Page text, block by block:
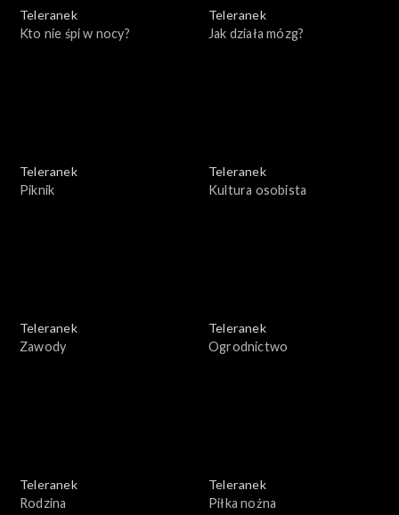
Teleranek
Kto nie śpi w nocy?
Teleranek
Jak działa mózg?
Teleranek
Piknik
Teleranek
Kultura osobista
Teleranek
Zawody
Teleranek
Ogrodnictwo
Teleranek
Rodzina
Teleranek
Piłka nożna